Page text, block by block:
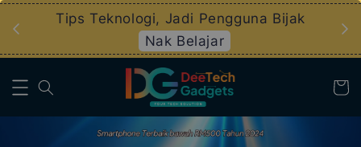
Tips Teknologi, Jadi Pengguna Bijak
Nak Belajar